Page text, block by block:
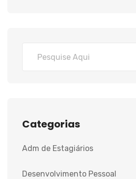
Categorias
Adm de Estagiários
Desenvolvimento Pessoal